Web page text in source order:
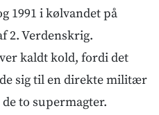
1991 i kølvandet på
2. Verdenskrig.
kaldt kold, fordi det
sig til en direkte militær
to supermagter.